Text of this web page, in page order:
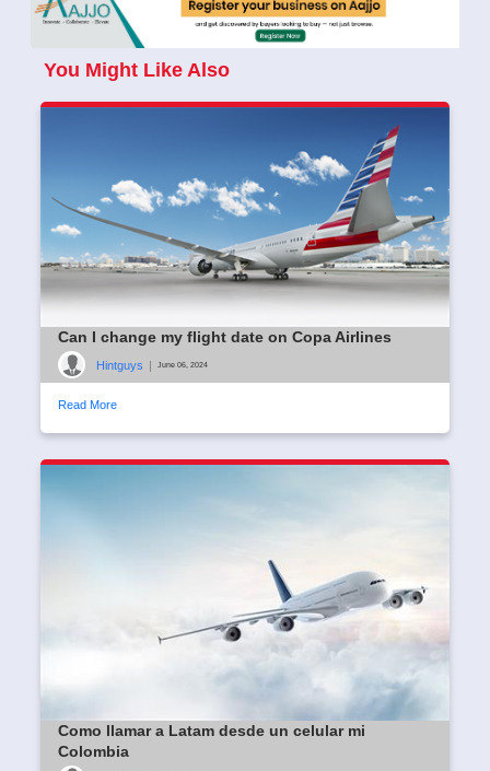
You Might Like Also
Can I change my flight date on Copa Airlines
Hintguys | June 06, 2024
Read More
Como llamar a Latam desde un celular mi
Colombia